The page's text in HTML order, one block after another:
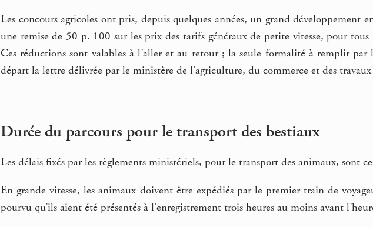
Les concours agricoles ont pris, depuis quelques années, un grand développement
une remise de 50 p. 100 sur les prix des tarifs généraux de petite vitesse, pour tous
Ces réductions sont valables à l’aller et au retour ; la seule formalité à remplir par
départ la lettre délivrée par le ministère de l’agriculture, du commerce et des
Durée du parcours pour le transport des bestiaux
Les délais fixés par les règlements ministériels, pour le transport des animaux, sont
En grande vitesse, les animaux doivent être expédiés par le premier train de
pourvu qu’ils aient été présentés à l’enregistrement trois heures au moins avant